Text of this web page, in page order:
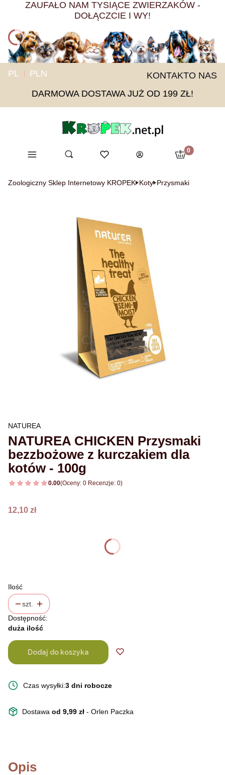
ZAUFAŁO NAM TYSIĄCE ZWIERZAKÓW -
DOŁĄCZCIE I WY!
PL PLN KONTAKTO NAS
DARMOWA DOSTAWA JUŻ OD 199 ZŁ!
Menu Otwórz wyszukiwarkę
Szukaj Ulubione
Zaloguj się
Produkty w
Koszyk
Zoologiczny Sklep Internetowy KROPEK Koty Przysmaki
NATUREA
NATUREA CHICKEN Przysmaki
bezzbożowe z kurczakiem dla
kotów - 100g
0.00(Oceny: 0 Recenzje: 0)
Cena
12,10 zł
Poszczególne warianty mogą różnić się ceną
Ilość
szt.
Dostępność:
duża ilość
Dodaj do koszyka
Czas wysyłki:3 dni robocze
Dostawa od 9,99 zł - Orlen Paczka
Opis